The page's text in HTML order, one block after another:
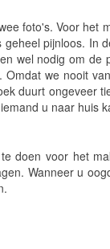
foto's. Voor
pijnloos.
wel nodig om
we nooit
duurt ongeveer
u naar huis
doen voor het
Wanneer u